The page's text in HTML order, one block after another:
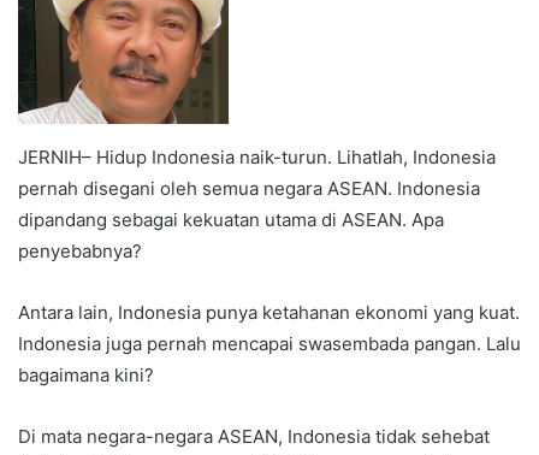
JERNIH– Hidup Indonesia naik-turun. Lihatlah, Indonesia
pernah disegani oleh semua negara ASEAN. Indonesia
dipandang sebagai kekuatan utama di ASEAN. Apa
penyebabnya?
Antara lain, Indonesia punya ketahanan ekonomi yang kuat.
Indonesia juga pernah mencapai swasembada pangan. Lalu
bagaimana kini?
Di mata negara-negara ASEAN, Indonesia tidak sehebat